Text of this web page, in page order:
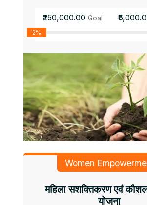
₹250,000.00 Goal
2%
Women
महिला सशक्तिकरण एवं
योजना